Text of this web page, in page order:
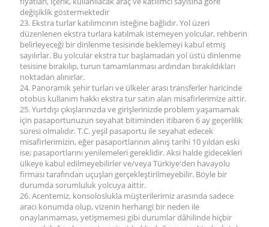
değişiklik göstermektedir
23. Ekstra turlar katılımcının isteğine bağlıdır. Yol üzeri
düzenlenen ekstra turlara katılmak istemeyen yolcular, rehberin
belirleyeceği bir dinlenme tesisinde beklemeyi kabul etmiş
sayılırlar. Bu yolcular ekstra tur başlamadan yol üstü dinlenme
tesisine bırakılıp, turun tamamlanması ardından bırakıldıkları
noktadan alınırlar.
24. Panoramik şehir turları ve ülkeler arası transferler haricinde
otobüs kullanım hakkı ekstra tur satın alan misafirlerimize aittir.
25. Yurtdışı çıkışlarınızda ve girişlerinizde problem yaşamamak
için pasaportunuzun seyahat bitiminden itibaren 6 ay geçerlilik
süresi olmalıdır. T.C. yeşil pasaportu ile seyahat edecek
misafirlerimizin, eğer pasaportlarının alınış tarihi 10 yıldan eski
ise; pasaportlarını yenilemeleri gereklidir. Aksi halde gidecekleri
ülkeye kabul edilmeyebilirler ve/veya Türkiye'den havayolu
firması tarafından uçuşları gerçekleştirilmeyebilir. Böyle bir
durumda sorumluluk yolcuya aittir.
26. Acentemiz, konsoloslukla müşterilerimiz arasında sadece
aracı konumda olup, vizenin herhangi bir neden ile
onaylanmaması, yetişmemesi gibi durumlar dâhilinde hiçbir